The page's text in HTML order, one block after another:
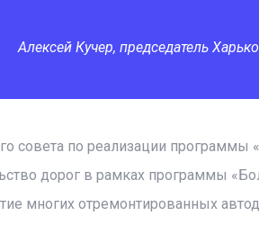
Алексей Кучер, председатель
совета по реализации программы
дорог в рамках программы
многих отремонтированных